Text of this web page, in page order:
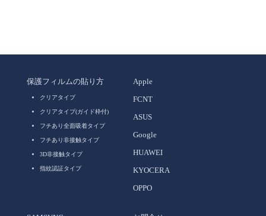
保護フィルムの貼り方
クリアタイプ
クリアタイプ(ガイド枠付)
フチあり全面吸着タイプ
フチあり非接触タイプ
3D非接触タイプ
指紋認証タイプ
Apple
FCNT
ASUS
Google
HUAWEI
KYOCERA
OPPO